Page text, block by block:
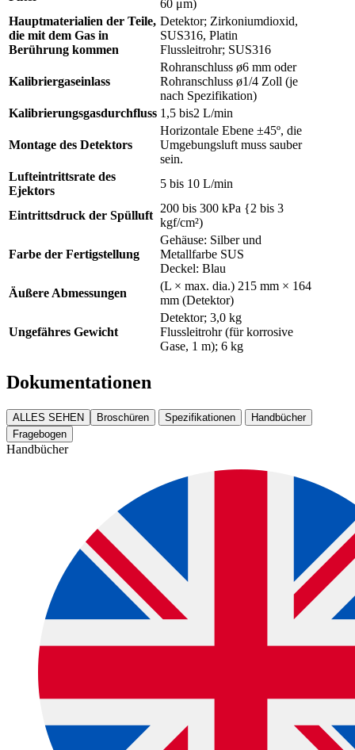
60 μm)
Hauptmaterialien der Teile,
die mit dem Gas in
Berührung kommen
Detektor; Zirkoniumdioxid,
SUS316, Platin
Flussleitrohr; SUS316
Kalibriergaseinlass
Rohranschluss ø6 mm oder
Rohranschluss ø1/4 Zoll (je
nach Spezifikation)
Kalibrierungsgasdurchfluss 1,5 bis2 L/min
Montage des Detektors
Horizontale Ebene ±45º, die
Umgebungsluft muss sauber
sein.
Lufteintrittsrate des
Ejektors
5 bis 10 L/min
Eintrittsdruck der Spülluft
200 bis 300 kPa {2 bis 3
kgf/cm²)
Farbe der Fertigstellung
Gehäuse: Silber und
Metallfarbe SUS
Deckel: Blau
Äußere Abmessungen
(L × max. dia.) 215 mm × 164
mm (Detektor)
Ungefähres Gewicht
Detektor; 3,0 kg
Flussleitrohr (für korrosive
Gase, 1 m); 6 kg
Dokumentationen
ALLES SEHEN Broschüren Spezifikationen
Handbücher
Fragebogen
Handbücher